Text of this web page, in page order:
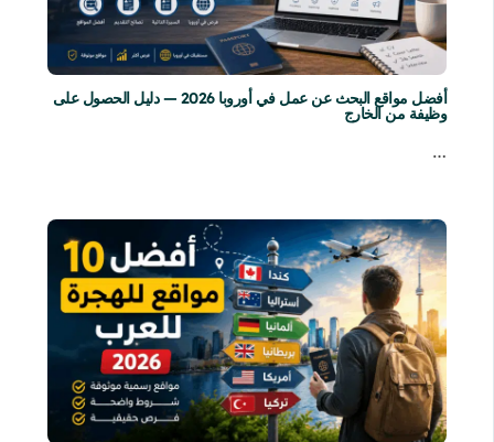
أفضل مواقع البحث عن عمل في أوروبا 2026 — دليل الحصول على
وظيفة من الخارج
…